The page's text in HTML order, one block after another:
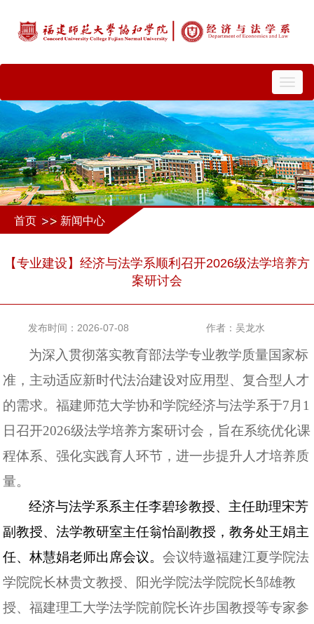
切
换
导
航
首页 新闻中心
【专业建设】经济与法学系顺利召开2026级法学培养方
案研讨会
发布时间：2026-07-08 作者：吴龙水
为深入贯彻落实教育部法学专业教学质量国家标
准，主动适应新时代法治建设对应用型、复合型人才
的需求。福建师范大学协和学院经济与法学系于7 月 1
日召开2026级法学培养方案研讨会，旨在系统优化课
程体系、强化实践育人环节，进一步提升人才培养质
量。
经济与法学系系主任李碧珍教授、主任助理宋芳
副教授、法学教研室主任翁怡副教授，教务处王娟主
任、林慧娟老师出席会议。会议特邀福建江夏学院法
学院院长林贵文教授、阳光学院法学院院长邹雄教
授、福建理工大学法学院前院长许步国教授等专家参